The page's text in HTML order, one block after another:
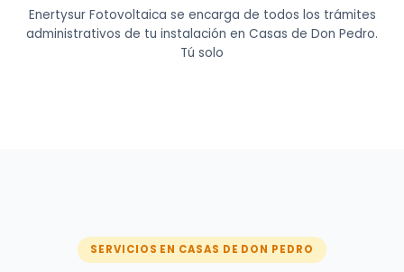
Enertysur Fotovoltaica se encarga de todos los trámites
administrativos de tu instalación en Casas de Don Pedro.
Tú solo
SERVICIOS EN CASAS DE DON PEDRO